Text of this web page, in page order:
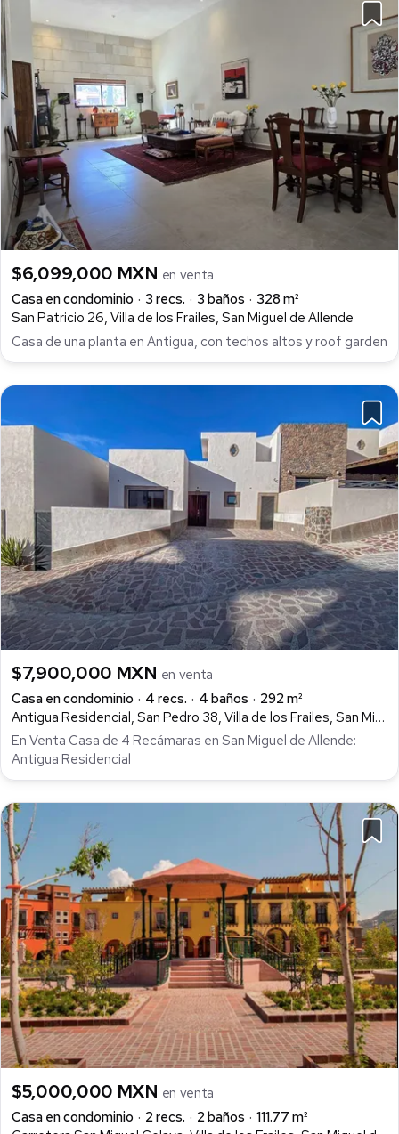
$6,099,000 MXN en venta
Casa en condominio
3 recs. 3 baños
328 m²
San Patricio 26, Villa de los Frailes, San Miguel de Allende
Casa de una planta en Antigua, con techos altos y roof garden
$7,900,000 MXN en venta
Casa en condominio
4 recs. 4 baños
292 m²
Antigua Residencial, San Pedro 38, Villa de los Frailes, San Miguel de Allende
En Venta Casa de 4 Recámaras en San Miguel de Allende:
Antigua Residencial
$5,000,000 MXN en venta
Casa en condominio
2 recs. 2 baños
111.77 m²